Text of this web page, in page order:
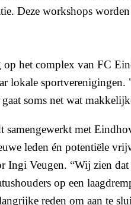
Deze workshops
het complex van FC
lokale
soms net wat
met
leden én potentiële
Veugen. “Wij zien
op een
reden om aan te